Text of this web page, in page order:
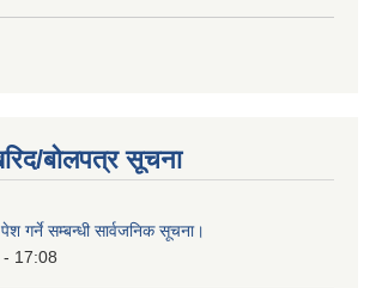
बोलपत्र सूचना
गर्ने सम्बन्धी सार्वजनिक सूचना।
17:08